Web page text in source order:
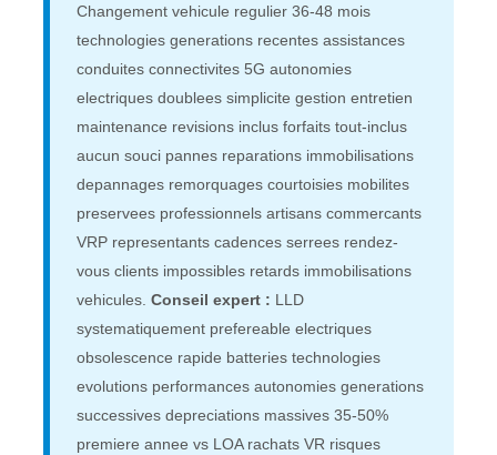
Changement vehicule regulier 36-48 mois
technologies generations recentes assistances
conduites connectivites 5G autonomies
electriques doublees simplicite gestion entretien
maintenance revisions inclus forfaits tout-inclus
aucun souci pannes reparations immobilisations
depannages remorquages courtoisies mobilites
preservees professionnels artisans commercants
VRP representants cadences serrees rendez-
vous clients impossibles retards immobilisations
vehicules. Conseil expert : LLD
systematiquement prefereable electriques
obsolescence rapide batteries technologies
evolutions performances autonomies generations
successives depreciations massives 35-50%
premiere annee vs LOA rachats VR risques